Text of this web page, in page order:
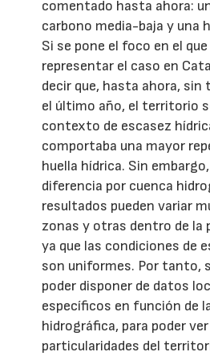
comentado hasta ahora:
carbono media-baja y una
Si se pone el foco en el
representar el caso en
decir que, hasta ahora, sin
el último año, el territorio
contexto de escasez
comportaba una mayor
huella hídrica. Sin
diferencia por cuenca
resultados pueden variar
zonas y otras dentro de la
ya que las condiciones de
son uniformes. Por tanto,
poder disponer de datos
específicos en función de
hidrográfica, para poder
particularidades del